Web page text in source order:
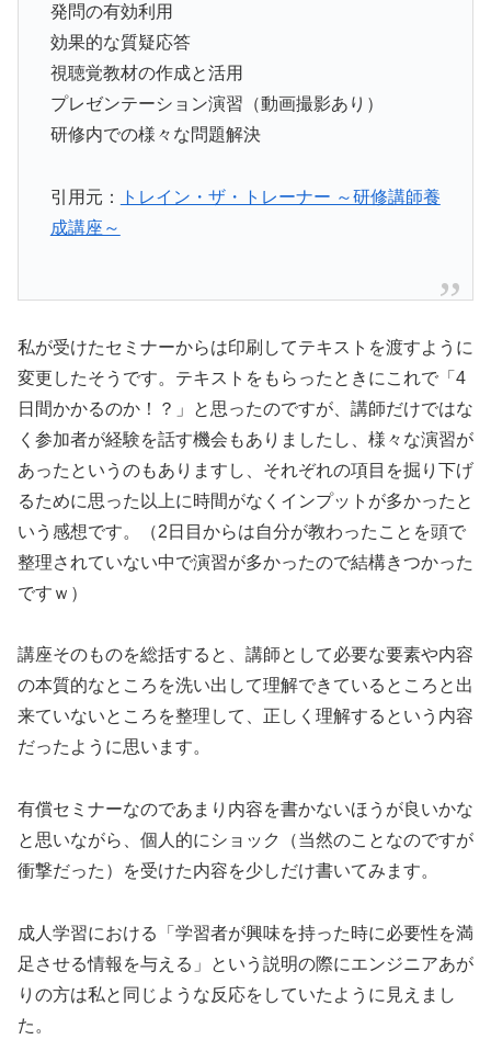
発問の有効利用
効果的な質疑応答
視聴覚教材の作成と活用
プレゼンテーション演習（動画撮影あり）
研修内での様々な問題解決
引用元：
トレイン・ザ・トレーナー ～研修講師養
成講座～
私が受けたセミナーからは印刷してテキストを渡すように
変更したそうです。テキストをもらったときにこれで「4
日間かかるのか！？」と思ったのですが、講師だけではな
く参加者が経験を話す機会もありましたし、様々な演習が
あったというのもありますし、それぞれの項目を掘り下げ
るために思った以上に時間がなくインプットが多かったと
いう感想です。（2日目からは自分が教わったことを頭で
整理されていない中で演習が多かったので結構きつかった
ですｗ）
講座そのものを総括すると、講師として必要な要素や内容
の本質的なところを洗い出して理解できているところと出
来ていないところを整理して、正しく理解するという内容
だったように思います。
有償セミナーなのであまり内容を書かないほうが良いかな
と思いながら、個人的にショック（当然のことなのですが
衝撃だった）を受けた内容を少しだけ書いてみます。
成人学習における「学習者が興味を持った時に必要性を満
足させる情報を与える」という説明の際にエンジニアあが
りの方は私と同じような反応をしていたように見えまし
た。